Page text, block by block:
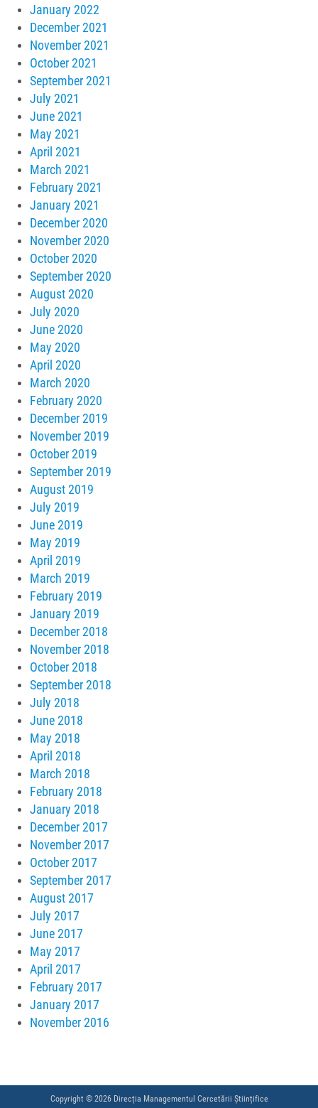
January 2022
December 2021
November 2021
October 2021
September 2021
July 2021
June 2021
May 2021
April 2021
March 2021
February 2021
January 2021
December 2020
November 2020
October 2020
September 2020
August 2020
July 2020
June 2020
May 2020
April 2020
March 2020
February 2020
December 2019
November 2019
October 2019
September 2019
August 2019
July 2019
June 2019
May 2019
April 2019
March 2019
February 2019
January 2019
December 2018
November 2018
October 2018
September 2018
July 2018
June 2018
May 2018
April 2018
March 2018
February 2018
January 2018
December 2017
November 2017
October 2017
September 2017
August 2017
July 2017
June 2017
May 2017
April 2017
February 2017
January 2017
November 2016
Copyright © 2026 Direcția Managementul Cercetării Științifice